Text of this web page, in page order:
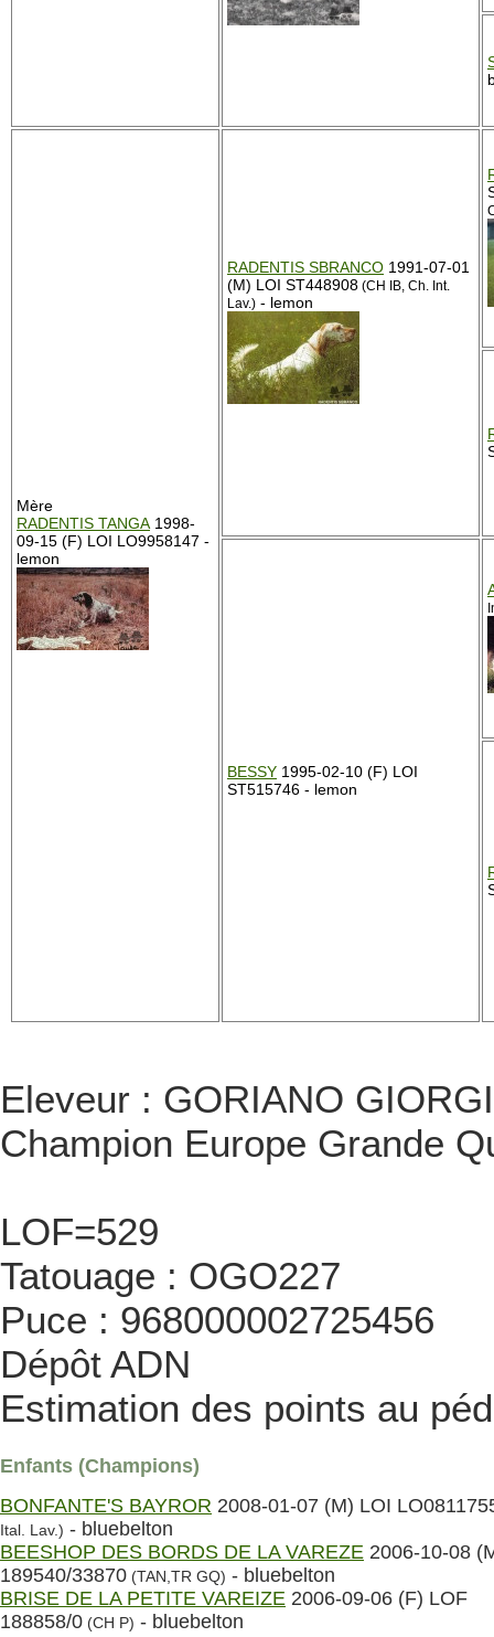
Mère
RADENTIS TANGA 1998-
09-15 (F) LOI LO9958147 -
lemon
RADENTIS SBRANCO 1991-07-01
(M) LOI ST448908 (CH IB, Ch. Int.
Lav.) - lemon
BESSY 1995-02-10 (F) LOI
ST515746 - lemon
Eleveur : GORIANO
Champion Europe Grande
LOF=529
Tatouage : OGO227
Puce : 968000002725456
Dépôt ADN
Estimation des points au
Enfants (Champions)
BONFANTE'S BAYROR 2008-01-07 (M) LOI
Ital. Lav.) - bluebelton
BEESHOP DES BORDS DE LA VAREZE 2006-10-08
189540/33870 (TAN,TR GQ) - bluebelton
BRISE DE LA PETITE VAREIZE 2006-09-06 (F) LOF
188858/0 (CH P) - bluebelton